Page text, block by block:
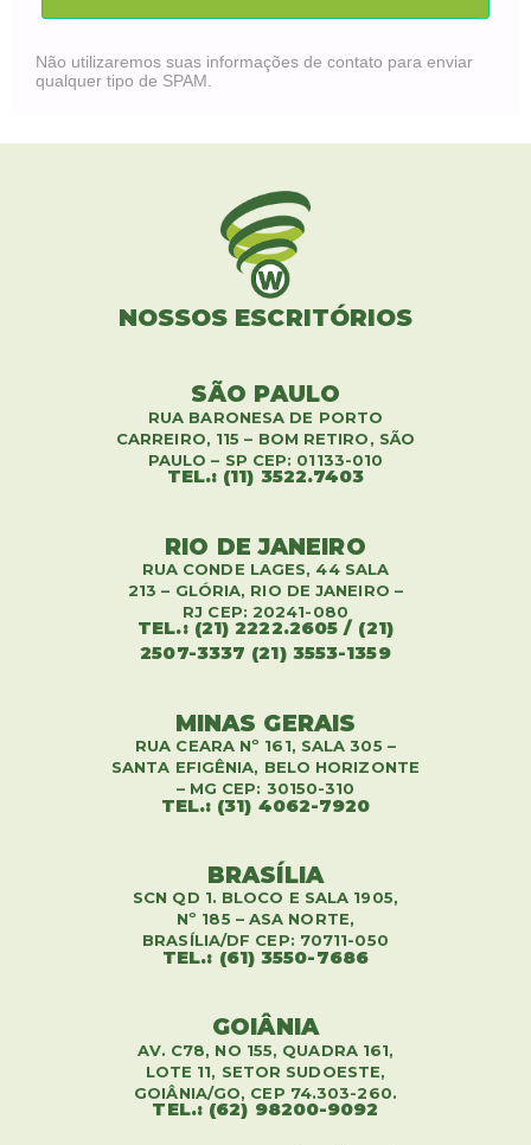
Não utilizaremos suas informações de contato para enviar
qualquer tipo de SPAM.
NOSSOS ESCRITÓRIOS
SÃO PAULO
RUA BARONESA DE PORTO
CARREIRO, 115 – BOM RETIRO, SÃO
PAULO – SP CEP: 01133-010
TEL.: (11) 3522.7403
RIO DE JANEIRO
RUA CONDE LAGES, 44 SALA
213 – GLÓRIA, RIO DE JANEIRO –
RJ CEP: 20241-080
TEL.: (21) 2222.2605 / (21)
2507-3337 (21) 3553-1359
MINAS GERAIS
RUA CEARA Nº 161, SALA 305 –
SANTA EFIGÊNIA, BELO HORIZONTE
– MG CEP: 30150-310
TEL.: (31) 4062-7920
BRASÍLIA
SCN QD 1. BLOCO E SALA 1905,
Nº 185 – ASA NORTE,
BRASÍLIA/DF CEP: 70711-050
TEL.: (61) 3550-7686
GOIÂNIA
AV. C78, NO 155, QUADRA 161,
LOTE 11, SETOR SUDOESTE,
GOIÂNIA/GO, CEP 74.303-260.
TEL.: (62) 98200-9092